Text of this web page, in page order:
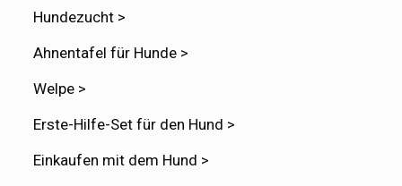
Hundezucht >
Ahnentafel für Hunde >
Welpe >
Erste-Hilfe-Set für den Hund >
Einkaufen mit dem Hund >